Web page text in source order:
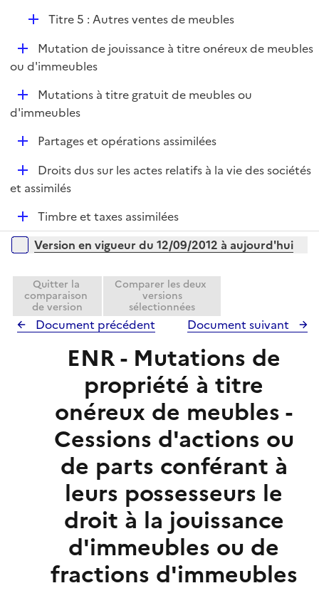
p
i
e
r
D
p
l
e
r
Titre 5 : Autres ventes de meubles
D
é
i
Mutation de jouissance à titre onéreux de meubles
ou d'immeubles
D
é
r
Mutations à titre gratuit de meubles ou
d'immeubles
D
l
r
Partages et opérations assimilées
D
é
e
r
Droits dus sur les actes relatifs à la vie des sociétés
et assimilés
D
é
p
e
r
Timbre et taxes assimilées
Versions sur la période
Version en vigueur du 12/09/2012 à aujourd'hui
Quitter la
comparaison
de version
Comparer les deux
versions
sélectionnées
Document précédent Document suivant
ENR - Mutations de
propriété à titre
onéreux de meubles -
Cessions d'actions ou
de parts conférant à
leurs possesseurs le
droit à la jouissance
d'immeubles ou de
fractions d'immeubles